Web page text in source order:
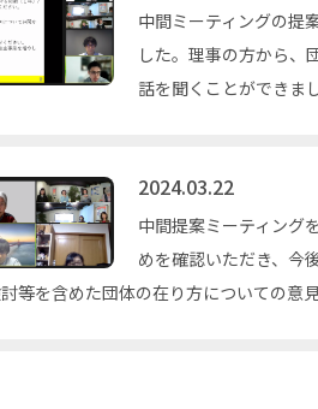
中間ミーティングの提
した。理事の方から、
話を聞くことができま
2024.03.22
中間提案ミーティング
めを確認いただき、今
等を含めた団体の在り方についての意